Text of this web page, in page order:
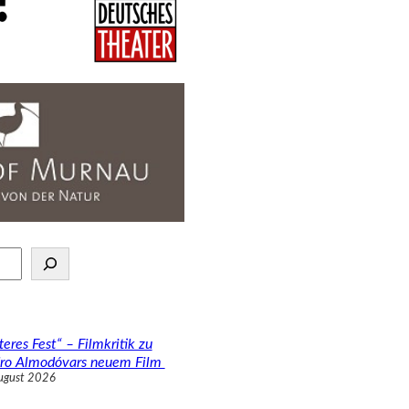
Fest“ – Filmkritik zu
Almodóvars neuem Film
2026